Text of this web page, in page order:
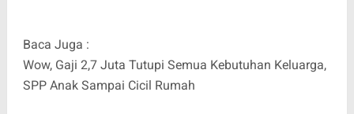
Baca Juga :
Wow, Gaji 2,7 Juta Tutupi Semua Kebutuhan Keluarga,
SPP Anak Sampai Cicil Rumah